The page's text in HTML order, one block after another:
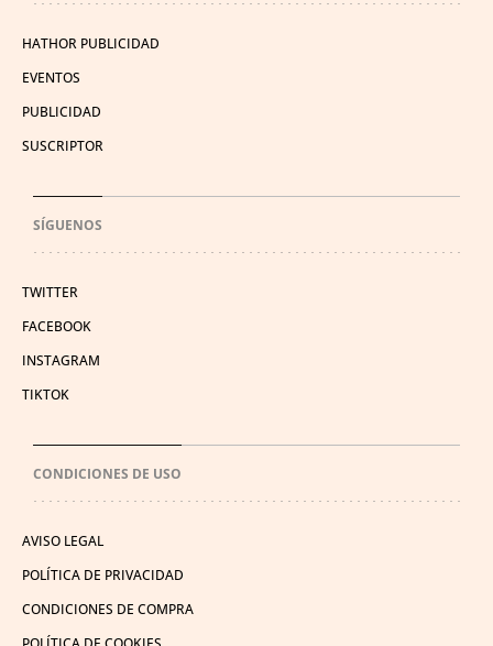
HATHOR PUBLICIDAD
EVENTOS
PUBLICIDAD
SUSCRIPTOR
SÍGUENOS
TWITTER
FACEBOOK
INSTAGRAM
TIKTOK
CONDICIONES DE USO
AVISO LEGAL
POLÍTICA DE PRIVACIDAD
CONDICIONES DE COMPRA